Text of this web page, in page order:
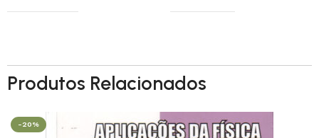
Produtos Relacionados
-20%